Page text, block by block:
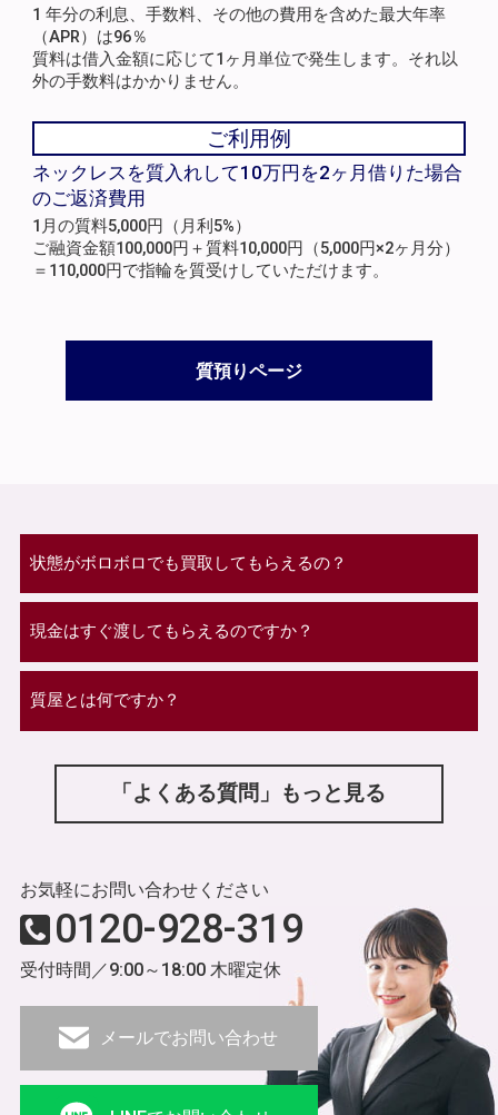
1 年分の利息、手数料、その他の費用を含めた最大年率
（APR）は96％
質料は借入金額に応じて1ヶ月単位で発生します。それ以
外の手数料はかかりません。
ご利用例
ネックレスを質入れして10万円を2ヶ月借りた場合
のご返済費用
1月の質料5,000円（月利5%）
ご融資金額100,000円＋質料10,000円（5,000円×2ヶ月分）
＝110,000円で指輪を質受けしていただけます。
質預りページ
状態がボロボロでも買取してもらえるの？
現金はすぐ渡してもらえるのですか？
質屋とは何ですか？
「よくある質問」もっと見る
お気軽にお問い合わせください
0120-928-319
受付時間／9:00～18:00 木曜定休
メールでお問い合わせ